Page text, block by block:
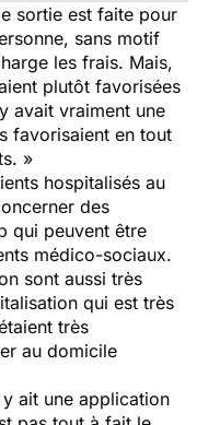
sortie est faite pour
sans motif
les frais. Mais,
plutôt favorisées
avait vraiment une
favorisaient en tout
»
hospitalisés au
des
qui peuvent être
médico-sociaux.
sont aussi très
qui est très
très
au domicile
y ait une application